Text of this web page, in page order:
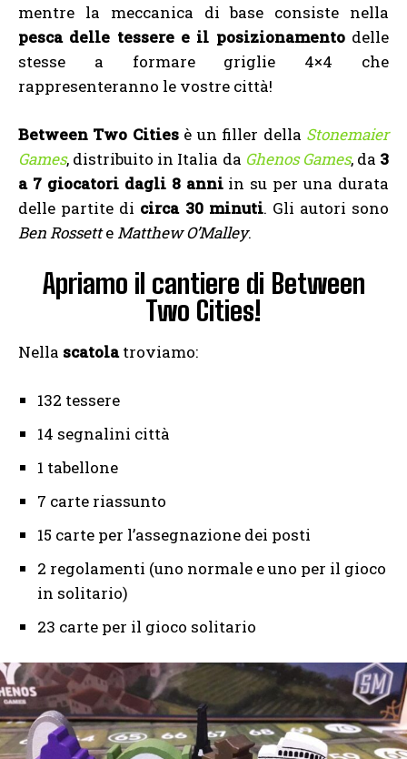
mentre la meccanica di base consiste nella
pesca delle tessere e il posizionamentodelle
stesse a formare griglie 4×4 che
rappresenteranno le vostre città!
Between Two Citiesè un filler della Stonemaier
Games, distribuito in Italia da Ghenos Games, da 3
a 7 giocatori dagli 8 anniin su per una durata
delle partite di circa 30 minuti. Gli autori sono
Ben RossetteMatthew O’Malley.
Apriamo il cantiere di Between
Two Cities!
Nella scatolatroviamo:
132 tessere
14 segnalini città
1 tabellone
7 carte riassunto
15 carte per l’assegnazione dei posti
2 regolamenti (uno normale e uno per il gioco
in solitario)
23 carte per il gioco solitario